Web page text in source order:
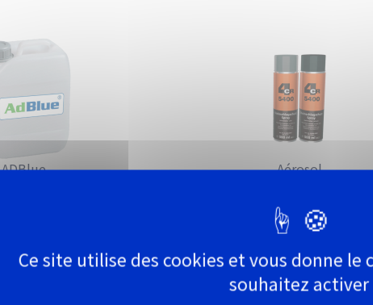
ADBlue
Aérosol
FOURNITURES PIECES
Ce site utilise des cookies et vous donne le
souhaitez activer